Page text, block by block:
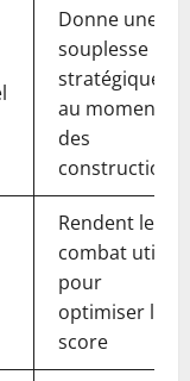
Donne une
souplesse
stratégique
au moment
des
constructions
Rendent le
combat utile
pour
optimiser le
score